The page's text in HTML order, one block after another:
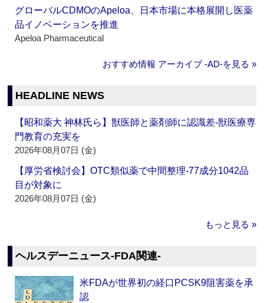
グローバルCDMOのApeloa、日本市場に本格展開し医薬
品イノベーションを推進
Apeloa Pharmaceutical
おすすめ情報 アーカイブ ‐AD‐を見る »
HEADLINE NEWS
【昭和薬大 神林氏ら】獣医師と薬剤師に認識差‐獣医療専
門教育の充実を
2026年08月07日 (金)
【厚労省検討会】OTC類似薬で中間整理‐77成分1042品
目が対象に
2026年08月07日 (金)
もっと見る »
ヘルスデーニュース‐FDA関連‐
米FDAが世界初の経口PCSK9阻害薬を承
認